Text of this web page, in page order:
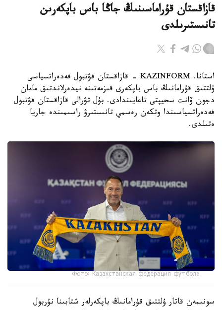
قازاقستان قۇراماسىنىڭ جاڭا باس باپكەرىن
تانىستىرىلدى
استانا. KAZINFORM - قازاقستان فۋتبول فەدەراتسياسى
ۇلتتىق قۇرامانىڭ باس باپكەرى قىزمەتىنە نيدەرلاندتىق مامان
دجون ۆانت سحيپتى تاعايىندادى. بۇل تۋرالى قازاقستان فۋتبول
فەدەراتسياسىندا وتكەن رەسمي تانىستىرۋ راسىمىندە جاريا
ەتىلدى.
Фото: Казахстанская федерация футбола
سونىمەن قاتار ۇلتتىق قۇرامانىڭ باپكەرلەر شتابىنا نۇربول